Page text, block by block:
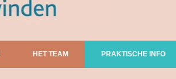
HET TEAM PRAKTISCHE INFO